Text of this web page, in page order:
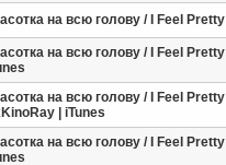
на всю голову / I Feel
на всю голову / I Feel
на всю голову / I Feel
| iTunes
на всю голову / I Feel